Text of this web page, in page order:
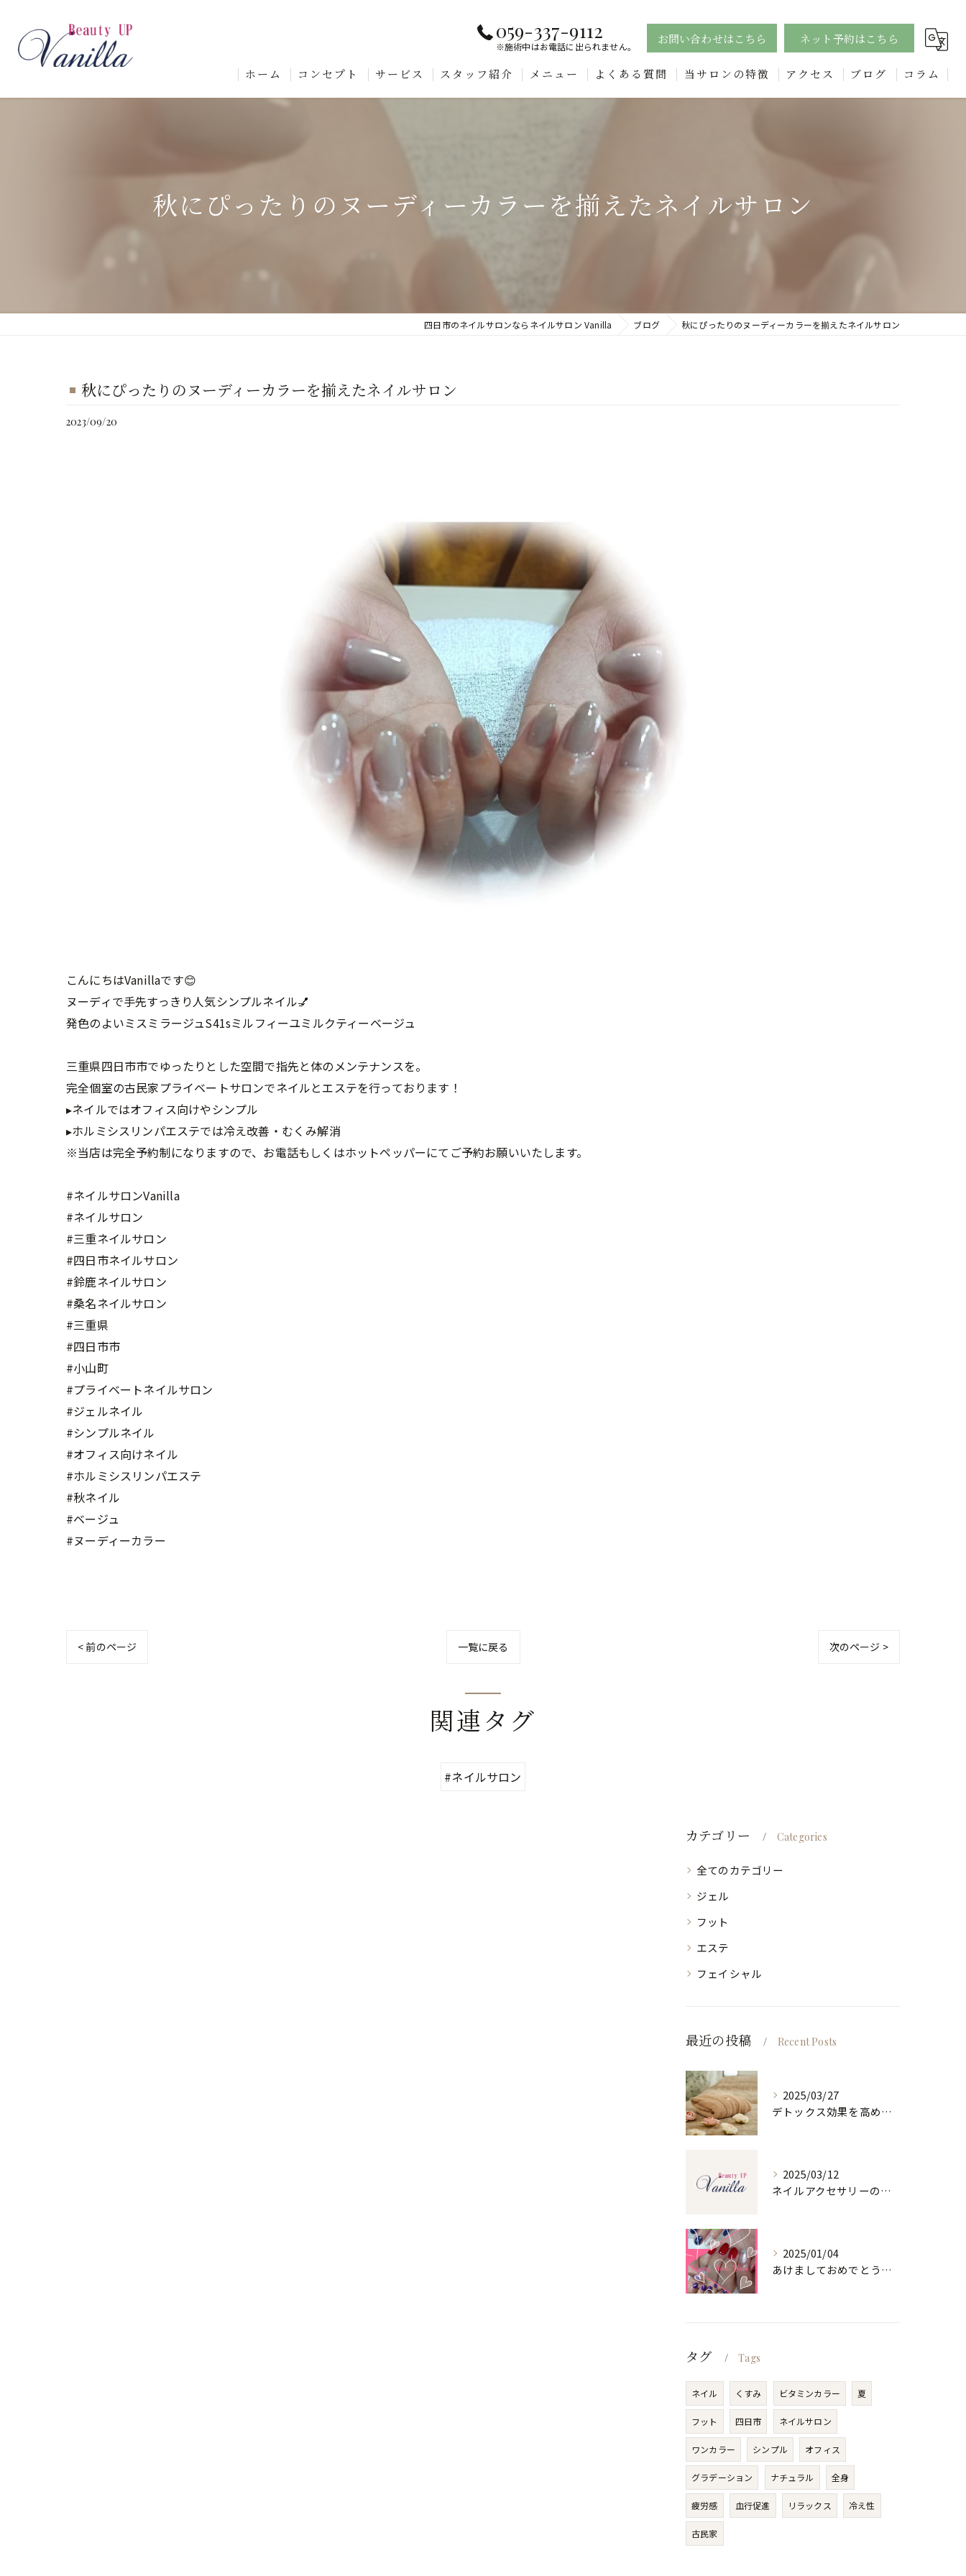
059-337-9112
※施術中はお電話に出られません。
お問い合わせはこちら ネット予約はこちら
ホーム コンセプト サービス スタッフ紹介 メニュー よくある質問 当サロンの特徴 アクセス ブログ コラム
秋にぴったりのヌーディーカラーを揃えたネイルサロン
四日市のネイルサロンならネイルサロン Vanilla ブログ 秋にぴったりのヌーディーカラーを揃えたネイルサロン
秋にぴったりのヌーディーカラーを揃えたネイルサロン
2023/09/20
こんにちはVanillaです😊
ヌーディで手先すっきり人気シンプルネイル💅
発色のよいミスミラージュS41sミルフィーユミルクティーベージュ
三重県四日市市でゆったりとした空間で指先と体のメンテナンスを。
完全個室の古民家プライベートサロンでネイルとエステを行っております！
▸ネイルではオフィス向けやシンプル
▸ホルミシスリンパエステでは冷え改善・むくみ解消
※当店は完全予約制になりますので、お電話もしくはホットペッパーにてご予約お願いいたします。
#ネイルサロンVanilla
#ネイルサロン
#三重ネイルサロン
#四日市ネイルサロン
#鈴鹿ネイルサロン
#桑名ネイルサロン
#三重県
#四日市市
#小山町
#プライベートネイルサロン
#ジェルネイル
#シンプルネイル
#オフィス向けネイル
#ホルミシスリンパエステ
#秋ネイル
#ベージュ
#ヌーディーカラー
< 前のページ 一覧に戻る 次のページ >
関連タグ
#ネイルサロン
カテゴリー Categories
全てのカテゴリー
ジェル
フット
エステ
フェイシャル
最近の投稿 Recent Posts
2025/03/27
デトックス効果を高めるホルミシスリンパエステ
2025/03/12
ネイルアクセサリーの魅力と選び方
2025/01/04
あけましておめでとうございます
タグ Tags
ネイル くすみ ビタミンカラー 夏
フット 四日市 ネイルサロン
ワンカラー シンプル オフィス
グラデーション ナチュラル 全身
疲労感 血行促進 リラックス 冷え性
古民家